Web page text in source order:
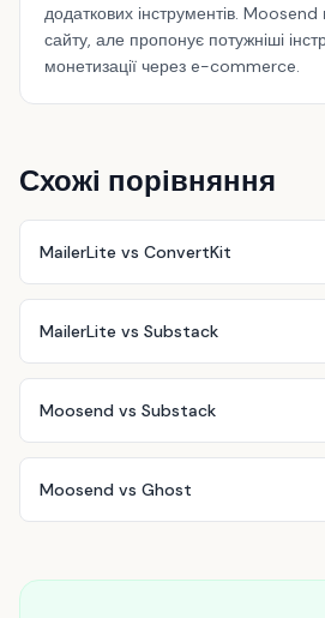
додаткових інструментів.
сайту, але пропонує потужніші
монетизації через e-commerce.
Схожі порівняння
MailerLite vs ConvertKit
MailerLite vs Substack
Moosend vs Substack
Moosend vs Ghost